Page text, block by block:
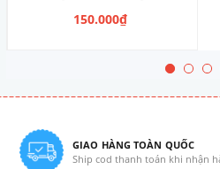
150.000₫
GIAO HÀNG TOÀN QUỐC
Ship cod thanh toán khi nhận